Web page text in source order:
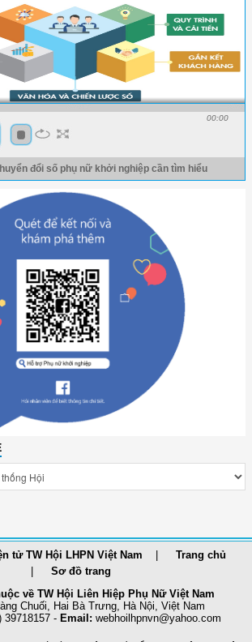
00:00
đổi số phụ nữ khởi nghiệp cần tìm hiểu
tử TW Hội LHPN Việt Nam
Trang chủ
Sơ đồ trang
về TW Hội Liên Hiệp Phụ Nữ Việt Nam
Chuối, Hai Bà Trưng, Hà Nội, Việt Nam
39718157 - Email: webhoilhpnvn@yahoo.com